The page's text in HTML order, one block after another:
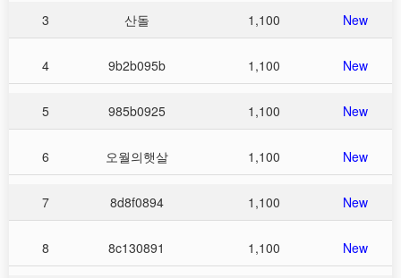
3 산돌 1,100 New
4 9b2b095b 1,100 New
5 985b0925 1,100 New
6 오월의햇살 1,100 New
7 8d8f0894 1,100 New
8 8c130891 1,100 New